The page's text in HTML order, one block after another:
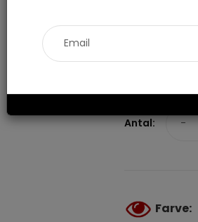
druer fra de
tradition.
Den samlede
Antal: -
Farve: